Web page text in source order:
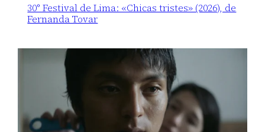
30° Festival de Lima: «Chicas tristes» (2026), de
Fernanda Tovar